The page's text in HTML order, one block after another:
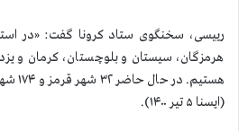
رییسی، سخنگوی ستاد کرونا گفت: «در
هرمزگان، سیستان و بلوچستان، کرمان و
(ایسنا ۵ تیر ۱۴۰۰).